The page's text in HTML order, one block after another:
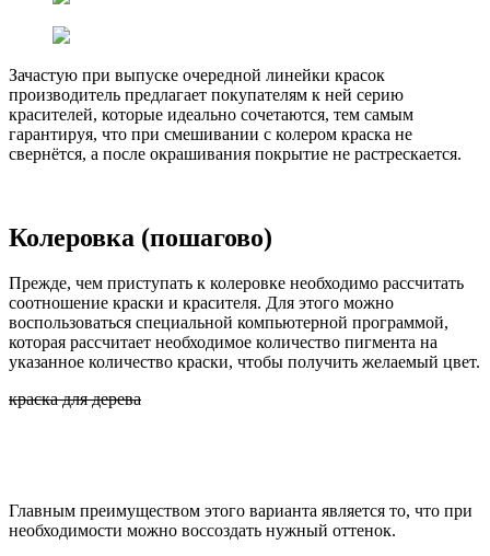
Зачастую при выпуске очередной линейки красок
производитель предлагает покупателям к ней серию
красителей, которые идеально сочетаются, тем самым
гарантируя, что при смешивании с колером краска не
свернётся, а после окрашивания покрытие не растрескается.
Колеровка (пошагово)
Прежде, чем приступать к колеровке необходимо рассчитать
соотношение краски и красителя. Для этого можно
воспользоваться специальной компьютерной программой,
которая рассчитает необходимое количество пигмента на
указанное количество краски, чтобы получить желаемый цвет.
краска для дерева
Главным преимуществом этого варианта является то, что при
необходимости можно воссоздать нужный оттенок.